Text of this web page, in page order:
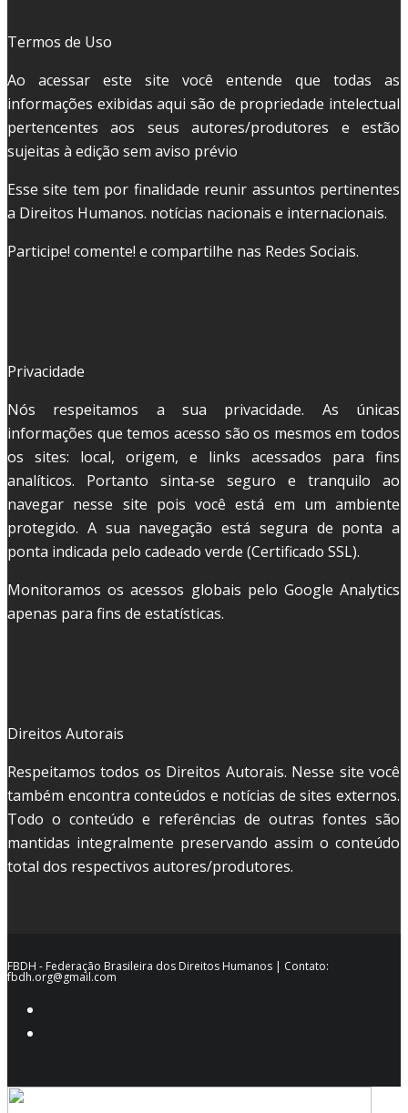
Termos de Uso
Ao acessar este site você entende que todas as
informações exibidas aqui são de propriedade intelectual
pertencentes aos seus autores/produtores e estão
sujeitas à edição sem aviso prévio
Esse site tem por finalidade reunir assuntos pertinentes
a Direitos Humanos. notícias nacionais e internacionais.
Participe! comente! e compartilhe nas Redes Sociais.
Privacidade
Nós respeitamos a sua privacidade. As únicas
informações que temos acesso são os mesmos em todos
os sites: local, origem, e links acessados para fins
analíticos. Portanto sinta-se seguro e tranquilo ao
navegar nesse site pois você está em um ambiente
protegido. A sua navegação está segura de ponta a
ponta indicada pelo cadeado verde (Certificado SSL).
Monitoramos os acessos globais pelo Google Analytics
apenas para fins de estatísticas.
Direitos Autorais
Respeitamos todos os Direitos Autorais. Nesse site você
também encontra conteúdos e notícias de sites externos.
Todo o conteúdo e referências de outras fontes são
mantidas integralmente preservando assim o conteúdo
total dos respectivos autores/produtores.
FBDH - Federação Brasileira dos Direitos Humanos | Contato:
fbdh.org@gmail.com